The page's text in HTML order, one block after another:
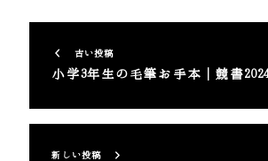
古い投稿
小学3年生の毛筆お手本｜競書
新しい投稿